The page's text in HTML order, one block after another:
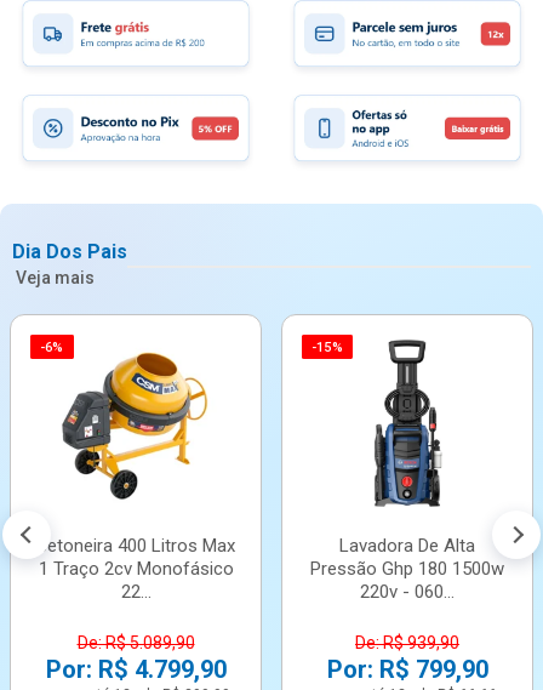
Dia Dos Pais
Veja mais
-6%
Betoneira 400 Litros Max
1 Traço 2cv Monofásico
22...
De: R$ 5.089,90
Por: R$ 4.799,90
-15%
Lavadora De Alta
Pressão Ghp 180 1500w
220v - 060...
De: R$ 939,90
Por: R$ 799,90